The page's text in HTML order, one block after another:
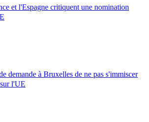
et l'Espagne critiquent une nomination
demande à Bruxelles de ne pas s'immiscer
l'UE